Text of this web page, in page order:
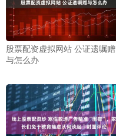
股票配资虚拟网站 公证遗嘱赠
与怎么办